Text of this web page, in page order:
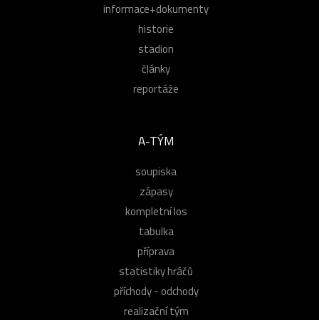
informace+dokumenty
historie
stadion
články
reportáže
A-TÝM
soupiska
zápasy
kompletní los
tabulka
příprava
statistiky hráčů
příchody - odchody
realizační tým